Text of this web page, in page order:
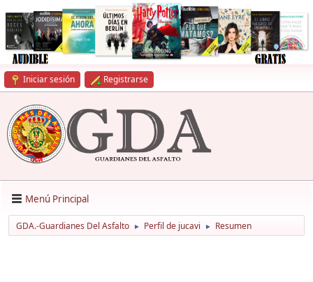
Iniciar sesión Registrarse
Menú Principal
GDA.-Guardianes Del Asfalto ► Perfil de jucavi ► Resumen